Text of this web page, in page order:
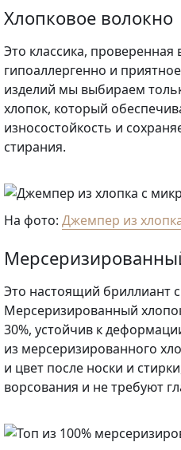
Хлопковое волокно
Это классика,
гипоаллергенно и
изделий мы выбираем
хлопок, который
износостойкость и
стирания.
На фото: Джемпер из
Это настоящий бриллиант
Мерсеризированный
30%, устойчив к
из мерсеризированного
и цвет после носки и
ворсования и не требуют